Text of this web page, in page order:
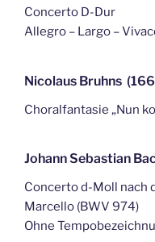
Concerto D-Dur
Allegro – Largo –
Nicolaus Bruhns
Choralfantasie „Nun
Johann Sebastian
Concerto d-Moll nach
Marcello (BWV 974)
Ohne